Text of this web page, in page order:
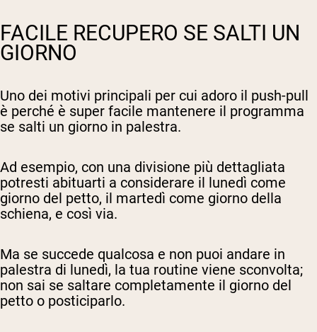
FACILE RECUPERO SE SALTI UN
GIORNO
Uno dei motivi principali per cui adoro il push-pull
è perché è super facile mantenere il programma
se salti un giorno in palestra.
Ad esempio, con una divisione più dettagliata
potresti abituarti a considerare il lunedì come
giorno del petto, il martedì come giorno della
schiena, e così via.
Ma se succede qualcosa e non puoi andare in
palestra di lunedì, la tua routine viene sconvolta;
non sai se saltare completamente il giorno del
petto o posticiparlo.